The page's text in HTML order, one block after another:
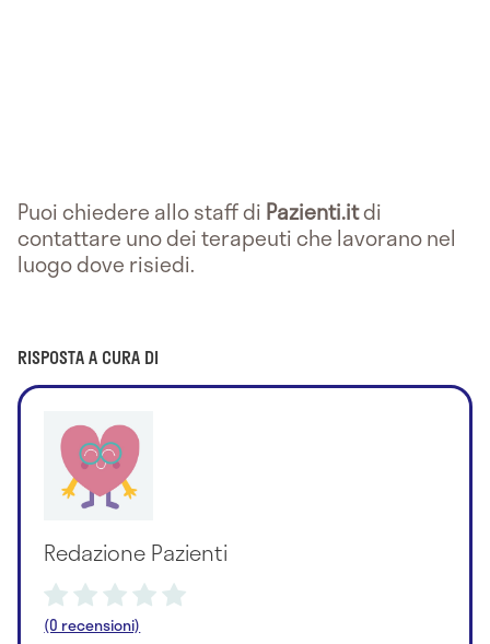
Puoi chiedere allo staff di Pazienti.itdi
contattare uno dei terapeuti che lavorano nel
luogo dove risiedi.
RISPOSTA A CURA DI
Redazione Pazienti
(0 recensioni)